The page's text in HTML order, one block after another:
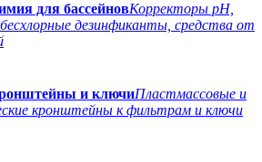
для бассейновКорректоры рН,
дезинфиканты, средства от
и ключиПластмассовые и
кронштейны к фильтрам и ключи